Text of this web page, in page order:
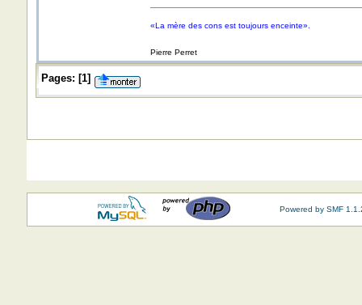
«La mère des cons est toujours enceinte».
Pierre Perret
Pages: [1]
Powered by SMF